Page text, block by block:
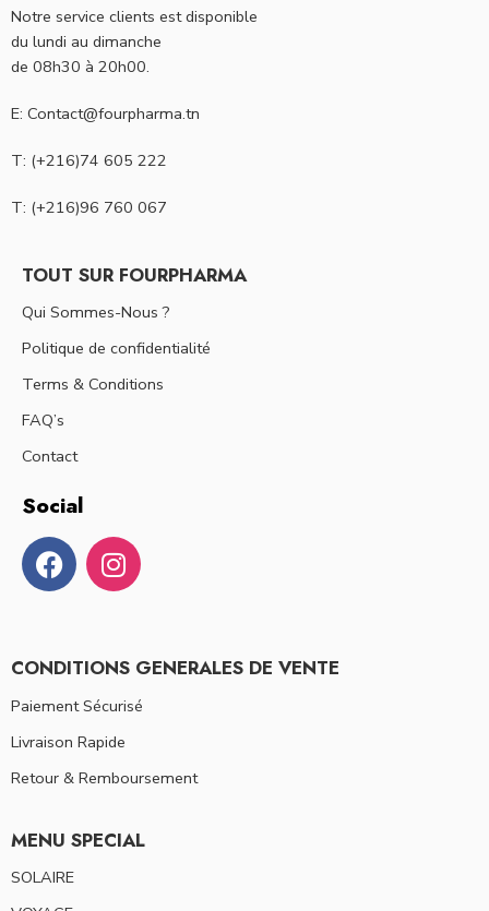
Notre service clients est disponible
du lundi au dimanche
de 08h30 à 20h00.
E: Contact@fourpharma.tn
T: (+216)74 605 222
T: (+216)96 760 067
TOUT SUR FOURPHARMA
Qui Sommes-Nous ?
Politique de confidentialité
Terms & Conditions
FAQ’s
Contact
Social
CONDITIONS GENERALES DE VENTE
Paiement Sécurisé
Livraison Rapide
Retour & Remboursement
MENU SPECIAL
SOLAIRE